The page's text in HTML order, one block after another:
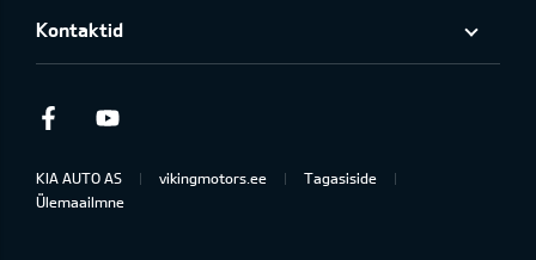
Kontaktid
Facebook
KIA AUTO AS vikingmotors.ee
Tagasiside
Ülemaailmne